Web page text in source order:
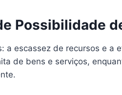
Possibilidade
a escassez de recursos e a
de bens e serviços,